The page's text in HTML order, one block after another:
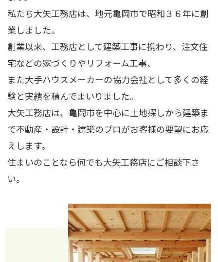
私たち大矢工務店は、地元亀岡市で昭和３６年に創
業しました。
創業以来、工務店として建築工事に携わり、注文住
宅などの家づくりやリフォーム工事、
また大手ハウスメーカーの協力会社として多くの経
験と実績を積んでまいりました。
大矢工務店は、亀岡市を中心に土地探しから建築ま
で不動産・設計・建築のプロがお客様の要望にお応
えします。
住まいのことなら何でも大矢工務店にご相談下さ
い。